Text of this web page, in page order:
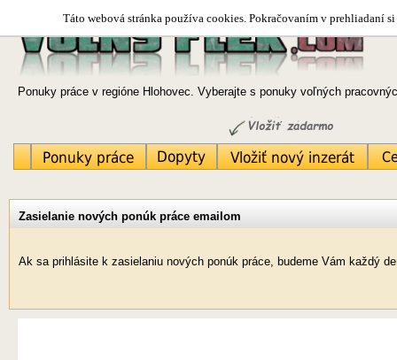
Táto webová stránka používa cookies. Pokračovaním v prehliadaní
Ponuky práce v regióne Hlohovec. Vyberajte s ponuky voľných
Zasielanie nových ponúk práce emailom
Ak sa prihlásite k zasielaniu nových ponúk práce, budeme Vám každý